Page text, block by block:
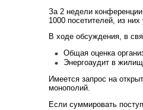
За 2 недели
1000 посетителей, из
В ходе обсуждения, в
Общая оценка
Энергоаудит в
Имеется запрос на
монополий.
Если суммировать